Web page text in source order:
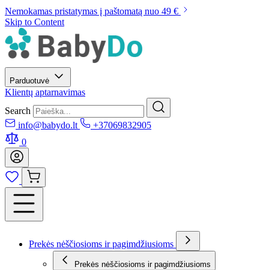
Nemokamas pristatymas į paštomatą nuo 49 €
Skip to Content
Parduotuvė
Klientų aptarnavimas
Search
info@babydo.lt
+37069832905
0
Prekės nėščiosioms ir pagimdžiusioms
Prekės nėščiosioms ir pagimdžiusioms